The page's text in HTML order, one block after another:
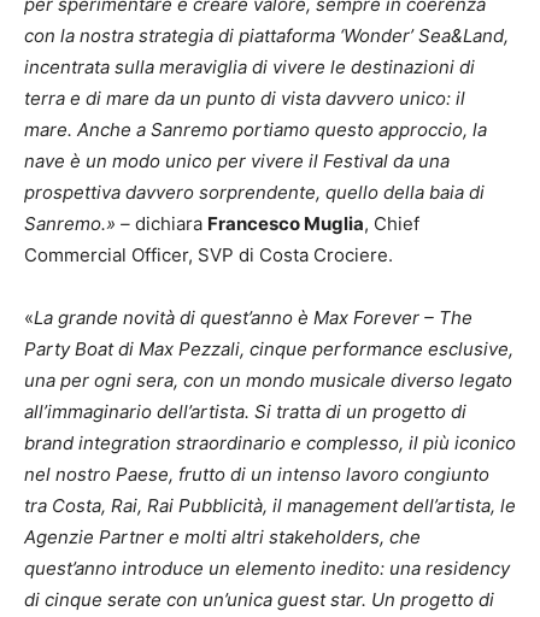
con la nostra strategia di piattaforma ‘Wonder’ Sea&Land,
incentrata sulla meraviglia di vivere le destinazioni di
terra e di mare da un punto di vista davvero unico: il
mare. Anche a Sanremo portiamo questo approccio, la
nave è un modo unico per vivere il Festival da una
prospettiva davvero sorprendente, quello della baia di
Sanremo.» – dichiara Francesco Muglia, Chief
Commercial Officer, SVP di Costa Crociere.
«La grande novità di quest’anno è Max Forever – The
Party Boat di Max Pezzali, cinque performance esclusive,
una per ogni sera, con un mondo musicale diverso legato
all’immaginario dell’artista. Si tratta di un progetto di
brand integration straordinario e complesso, il più iconico
nel nostro Paese, frutto di un intenso lavoro congiunto
tra Costa, Rai, Rai Pubblicità, il management dell’artista, le
Agenzie Partner e molti altri stakeholders, che
quest’anno introduce un elemento inedito: una residency
di cinque serate con un’unica guest star. Un progetto di